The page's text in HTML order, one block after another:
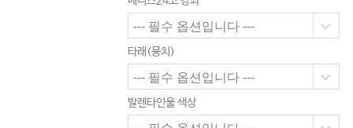
타래(뭉치)
발렌타인울 색상